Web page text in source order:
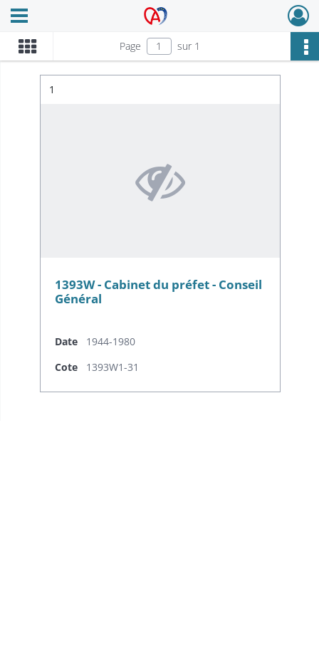
Archives Alsace - Colmar
Ouvrir le menu déroulant
Page sur 1
Résultat n°
1
1393W - Cabinet du préfet - Conseil
Général
Date
1944-1980
Cote
1393W1-31